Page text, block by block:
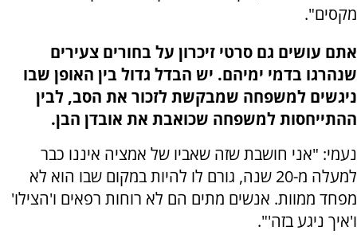
מקסים".
אתם עושים גם סרטי זיכרון על בחורים צעירים
שנהרגו בדמי ימיהם. יש הבדל גדול בין האופן שבו
ניגשים למשפחה שמבקשת לזכור את הסב, לבין
ההתייחסות למשפחה שכואבת את אובדן הבן.
נעמי: "אני חושבת שזה שאביו של אמציה איננו כבר
למעלה מ-20 שנה, גורם לו להיות במקום שבו הוא לא
מפחד ממוות. אנשים מתים הם לא רוחות רפאים ו'הצילו'
ו'איך ניגע בזה'".